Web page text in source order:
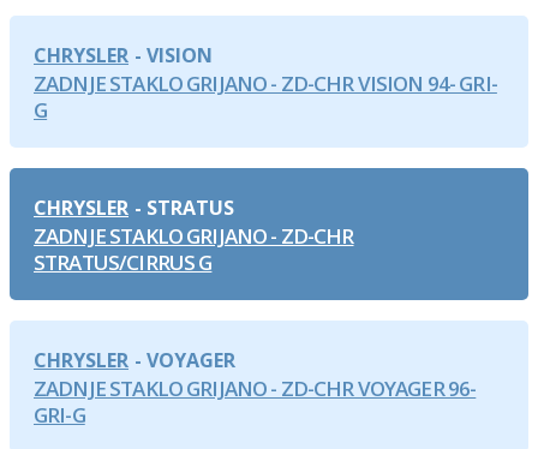
CHRYSLER
ZADNJE STAKLO GRIJANO - ZD-CHR VISION 94- GRI-
G
VISION
CHRYSLER
ZADNJE STAKLO GRIJANO - ZD-CHR
STRATUS/CIRRUS G
STRATUS
CHRYSLER
ZADNJE STAKLO GRIJANO - ZD-CHR VOYAGER 96-
GRI-G
VOYAGER